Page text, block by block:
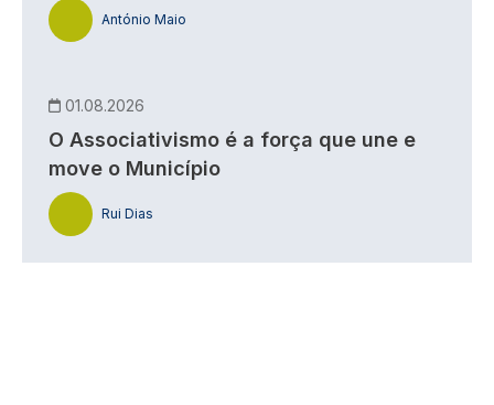
António Maio
01.08.2026
O Associativismo é a força que une e
move o Município
Rui Dias